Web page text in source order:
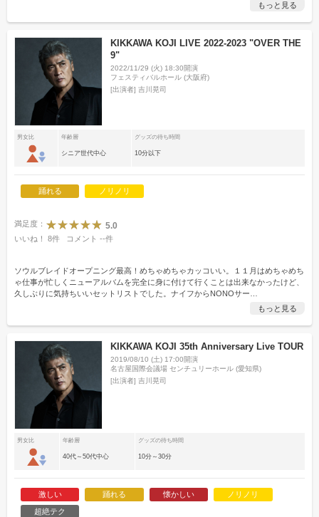
もっと見る
KIKKAWA KOJI LIVE 2022-2023 "OVER THE
9"
2022/11/29 (火) 18:30開演
フェスティバルホール (大阪府)
[出演者]吉川晃司
男女比 年齢層 グッズの待ち時間
シニア世代中心 10分以下
踊れる ノリノリ
満足度： 5.0
いいね！ 8件 コメント --件
ソウルブレイドオープニング最高！めちゃめちゃカッコいい。１１月はめちゃめち
ゃ仕事が忙しくニューアルバムを完全に身に付けて行くことは出来なかったけど、
久しぶりに気持ちいいセットリストでした。ナイフからNONOサー
もっと見る
KIKKAWA KOJI 35th Anniversary Live TOUR
2019/08/10 (土) 17:00開演
名古屋国際会議場 センチュリーホール (愛知県)
[出演者]吉川晃司
男女比 年齢層 グッズの待ち時間
40代～50代中心 10分～30分
激しい 踊れる 懐かしい
ノリノリ
超絶テク